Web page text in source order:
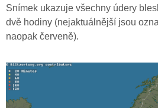
Snímek ukazuje všechny údery
dvě hodiny (nejaktuálnější jsou
naopak červeně).